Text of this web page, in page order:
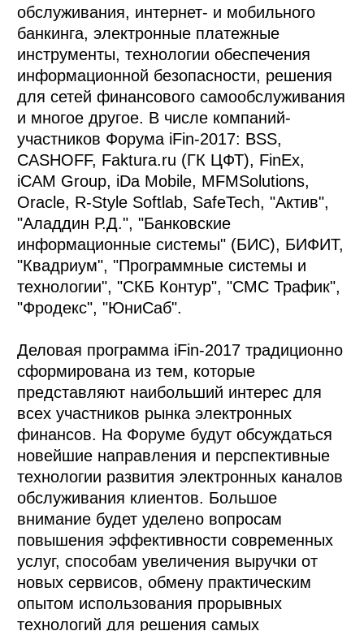
обслуживания, интернет- и мобильного
банкинга, электронные платежные
инструменты, технологии обеспечения
информационной безопасности, решения
для сетей финансового самообслуживания
и многое другое. В числе компаний-
участников Форума iFin-2017: BSS,
CASHOFF, Faktura.ru (ГК ЦФТ), FinEx,
iCAM Group, iDa Mobile, MFMSolutions,
Oracle, R-Style Softlab, SafeTech, "Актив",
"Аладдин Р.Д.", "Банковские
информационные системы" (БИС), БИФИТ,
"Квадриум", "Программные системы и
технологии", "СКБ Контур", "СМС Трафик",
"Фродекс", "ЮниСаб".
Деловая программа iFin-2017 традиционно
сформирована из тем, которые
представляют наибольший интерес для
всех участников рынка электронных
финансов. На Форуме будут обсуждаться
новейшие направления и перспективные
технологии развития электронных каналов
обслуживания клиентов. Большое
внимание будет уделено вопросам
повышения эффективности современных
услуг, способам увеличения выручки от
новых сервисов, обмену практическим
опытом использования прорывных
технологий для решения самых